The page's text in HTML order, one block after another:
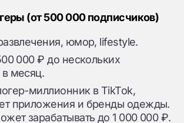
(от 500 000 подписчиков)
юмор, lifestyle.
000 ₽ до нескольких
месяц.
миллионник в TikTok,
приложения и бренды одежды.
зарабатывать до 1 000 000 ₽.